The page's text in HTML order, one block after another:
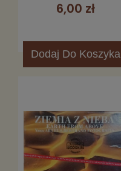
6,00 zł
Dodaj Do Koszyka